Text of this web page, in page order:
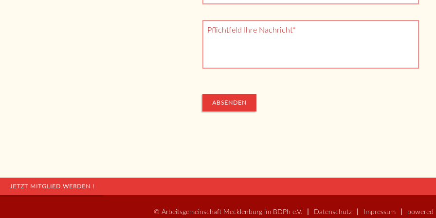
Pflichtfeld Ihre Nachricht*
ABSENDEN
JETZT MITGLIED WERDEN !
© Arbeitsgemeinschaft Mecklenburg im BDPh e.V. Datenschutz Impressum powered